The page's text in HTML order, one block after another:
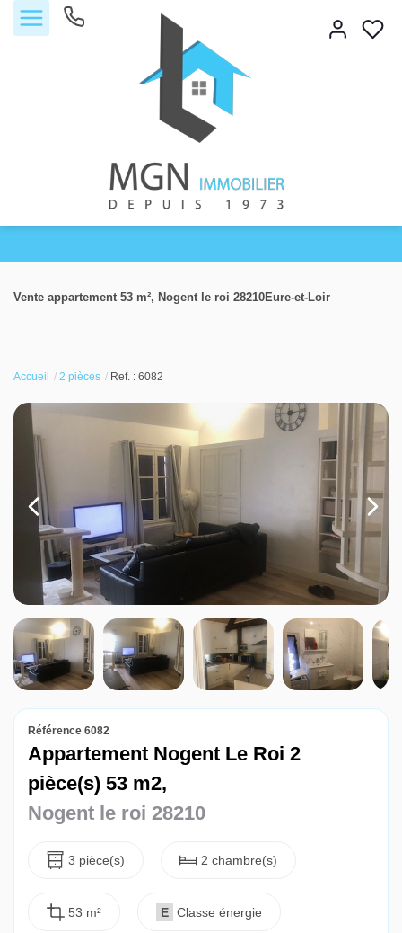
Vendre
Louer
Nos agences
Contact
Vente appartement 53 m², Nogent le roi 28210Eure-et-Loir
Accueil 2 pièces Ref. : 6082
Référence 6082
Appartement Nogent Le Roi 2
pièce(s) 53 m2,
Nogent le roi 28210
3 pièce(s) 2 chambre(s)
53 m² E Classe énergie